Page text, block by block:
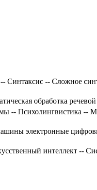
Синтаксис -- Сложное
обработка
-- Психолингвистика --
электронные
интеллект --